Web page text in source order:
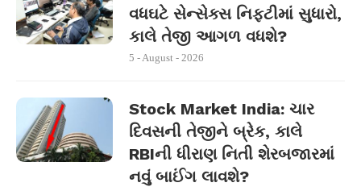
વધઘટે સેન્સેક્સ નિફ્ટીમાં સુધારો,
કાલે તેજી આગળ વધશે?
5 - August - 2026
Stock Market India: ચાર
દિવસની તેજીને બ્રેક, કાલે
RBIની ધીરાણ નિતી શેરબજારમાં
નવું બાઈંગ લાવશે?